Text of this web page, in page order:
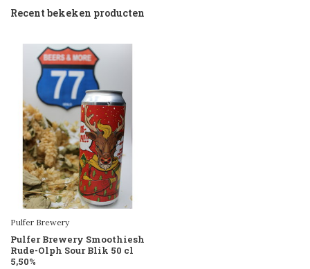
Recent bekeken producten
Pulfer Brewery
Pulfer Brewery Smoothiesh
Rude-Olph Sour Blik 50 cl
5,50%